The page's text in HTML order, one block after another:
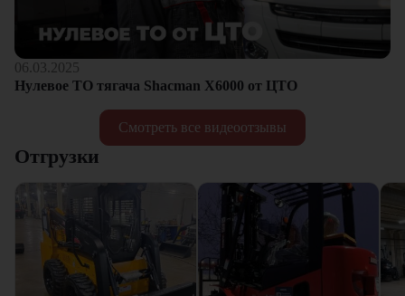
Смотреть все видеоотзывы
06.03.2025
Нулевое ТО тягача Shacman Х6000 от ЦТО
Отгрузки